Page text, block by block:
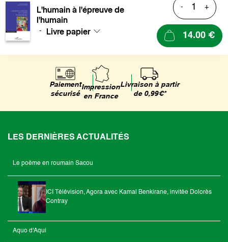
L'humain à l'épreuve de
l'humain
- Livre papier
- +
14.00 €
Paiement
sécurisé
Impression
en France
Livraison à partir
de 0,99€*
LES DERNIÈRES ACTUALITÉS
Le poème en roumain Sacou
ICI Télévision, Agora avec Kamal Benkirane, invitée Dolorès
Contray
Aquo d'Aqui